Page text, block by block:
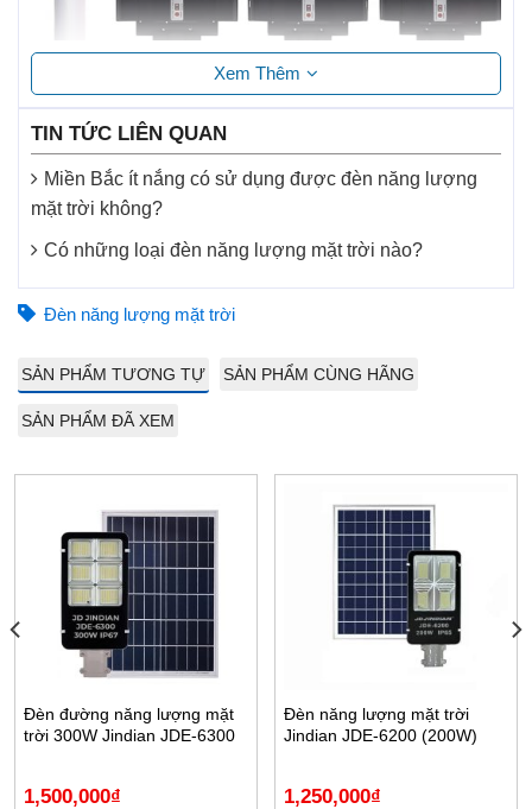
Thiết kế tiện lợi bao gồm Tấm năng lượng liền thể kết
hợp với đèn năng lượng mặt trời và linh kiện đi kèm, dễ
dàng vận chuyển và lắp đặt.
Đèn đường năng lượng mặt trời liền thể 600W
hợp cho mọi điều kiện thời tiết.
tối/sáng, cùng chế độ cảm biến chuyển động thông
Xem Thêm
TIN TỨC LIÊN QUAN
Miền Bắc ít nắng có sử dụng được đèn năng lượng
mặt trời không?
Có những loại đèn năng lượng mặt trời nào?
Đèn năng lượng mặt trời
SẢN PHẨM TƯƠNG TỰ SẢN PHẨM CÙNG HÃNG
SẢN PHẨM ĐÃ XEM
Đèn đường năng lượng mặt
trời 300W Jindian JDE-6300
1,500,000₫
Đèn năng lượng mặt trời
Jindian JDE-6200 (200W)
1,250,000₫